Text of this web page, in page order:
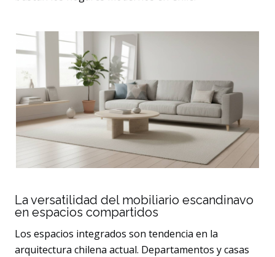
La versatilidad del mobiliario escandinavo
en espacios compartidos
Los espacios integrados son tendencia en la
arquitectura chilena actual. Departamentos y casas